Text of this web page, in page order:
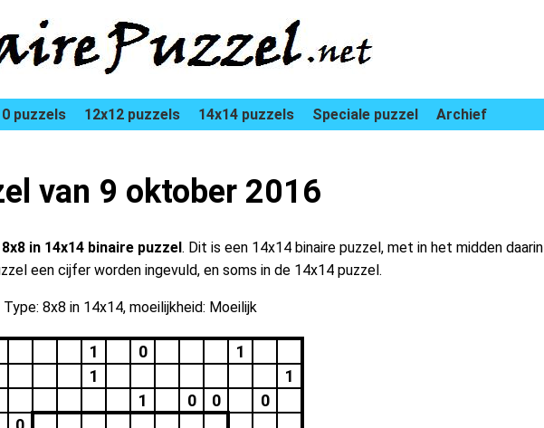
puzzels 12x12 puzzels 14x14 puzzels Speciale puzzel Archief
van 9 oktober 2016
8x8 in 14x14 binaire puzzel. Dit is een 14x14 binaire puzzel, met in het midden daarin
een cijfer worden ingevuld, en soms in de 14x14 puzzel.
Type: 8x8 in 14x14, moeilijkheid: Moeilijk
1 0
1
1
1
1
0 0
0